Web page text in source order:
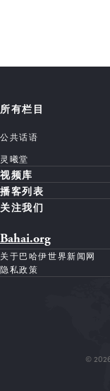
所有栏目
公共话语
灵曦堂
视频库
播客列表
关注我们
Bahai.org
关于巴哈伊世界新闻网
隐私政策
©